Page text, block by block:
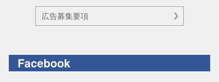
広告募集要項
Facebook